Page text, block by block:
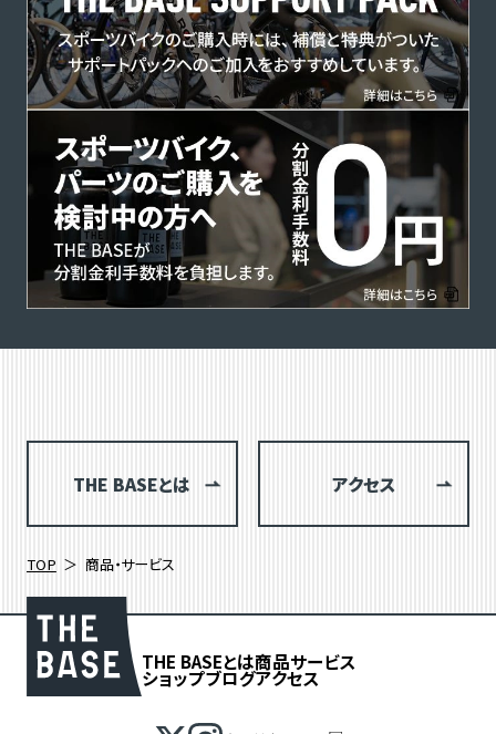
THE BASEとは アクセス
TOP 商品・サービス
THE BASEとは商品サービス
ショップブログアクセス